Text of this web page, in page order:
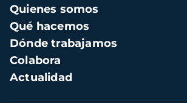
Navegación
principal
Quienes somos
Qué hacemos
Dónde trabajamos
Colabora
Actualidad